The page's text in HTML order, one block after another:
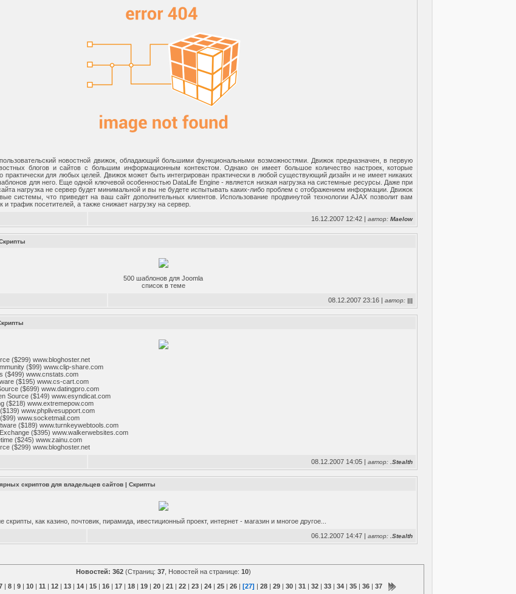
новостной движок, обладающий большими функциональными возможностями. Движок предназначен, в первую
блогов и сайтов с большим информационным контекстом. Однако он имеет большое количество настроек, которые
практически для любых целей. Движок может быть интегрирован практически в любой существующий дизайн и не имеет никаких
для него. Еще одной ключевой особенностью DataLife Engine - является низкая нагрузка на системные ресурсы. Даже при
нагрузка не сервер будет минимальной и вы не будете испытывать каких-либо проблем с отображением информации. Движок
системы, что приведет на ваш сайт дополнительных клиентов. Использование продвинутой технологии AJAX позволит вам
трафик посетителей, а также снижает нагрузку на сервер.
16.12.2007 12:42 |автор:Maelow
500 шаблонов для Joomla
список в теме
08.12.2007 23:16 |автор: |||
($299) www.bloghoster.net
($99) www.clip-share.com
($499) www.cnstats.com
($195) www.cs-cart.com
($699) www.datingpro.com
Source ($149) www.esyndicat.com
($218) www.extremepow.com
www.phplivesupport.com
www.socketmail.com
($189) www.turnkeywebtools.com
($395) www.walkerwebsites.com
($245) www.zainu.com
($299) www.bloghoster.net
08.12.2007 14:05 |автор: .Stealth
скриптов для владельцев сайтов |Скрипты
скрипты, как казино, почтовик, пирамида, ивестиционный проект, интернет - магазин и многое другое...
06.12.2007 14:47 |автор: .Stealth
Новостей: 362(Страниц: 37, Новостей на странице: 10)
|8 |9 |10 |11 |12 |13 |14 |15 |16 |17 |18 |19 |20 |21 |22 |23 |24 |25 |26 |[27] |28 |29 |30 |31 |32 |33 |34 |35 |36 |37